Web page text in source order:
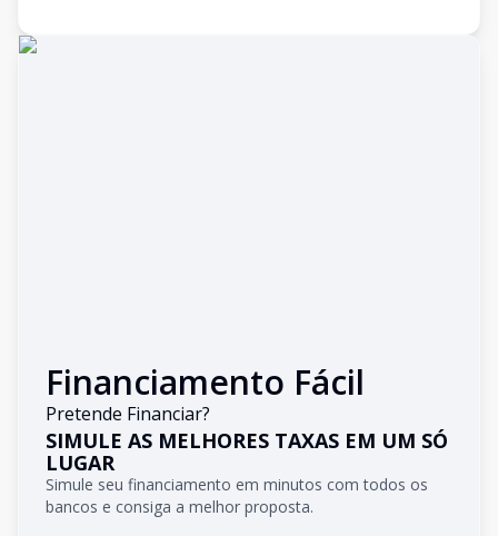
Financiamento Fácil
Pretende Financiar?
SIMULE AS MELHORES TAXAS EM UM SÓ
LUGAR
Simule seu financiamento em minutos com todos os
bancos e consiga a melhor proposta.